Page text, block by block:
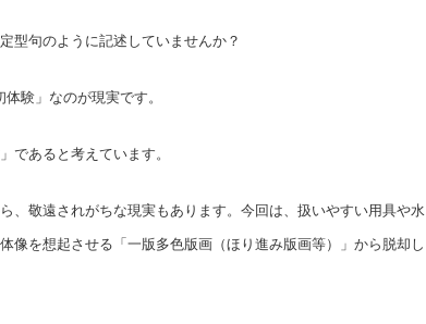
型句のように記述していませんか？
験」なのが現実です。
であると考えています。
、敬遠されがちな現実もあります。今回は、扱いやすい用具や水
像を想起させる「一版多色版画（ほり進み版画等）」から脱却し